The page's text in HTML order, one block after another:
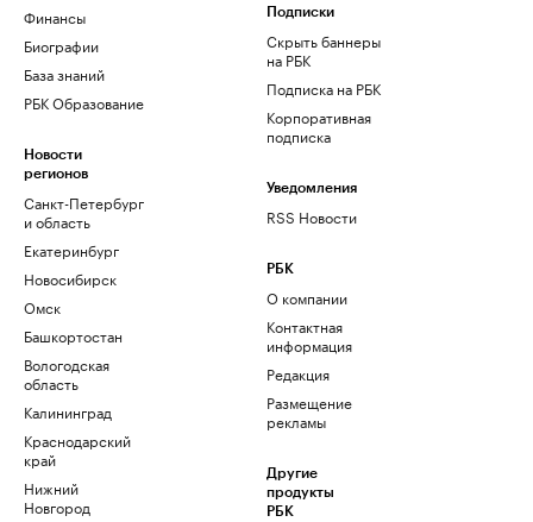
Финансы
Биографии
База знаний
РБК Образование
Новости
регионов
Санкт-Петербург
и область
Екатеринбург
Новосибирск
Омск
Башкортостан
Вологодская
область
Калининград
Краснодарский
край
Нижний
Новгород
Подписки
Скрыть баннеры
на РБК
Подписка на РБК
Корпоративная
подписка
Уведомления
RSS Новости
РБК
О компании
Контактная
информация
Редакция
Размещение
рекламы
Другие
продукты
РБК